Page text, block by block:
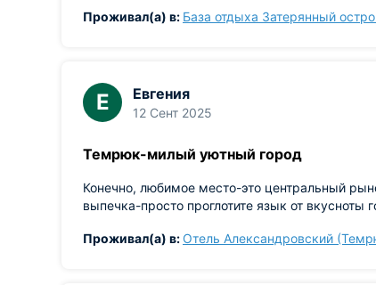
Проживал(а) в: База отдыха Затерянный
Е Евгения
12 Сент 2025
Темрюк-милый уютный город
Конечно, любимое место-это центральный
выпечка-просто проглотите язык от вкусноты
Проживал(а) в: Отель Александровский